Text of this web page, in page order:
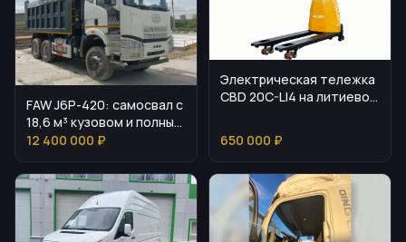
FAW J6P-420: самосвал с
18,6 м³ кузовом и полным
приводом
12 400 000 ₽
Электрическая тележка
CBD 20C-LI4 на литиевой
650 000 ₽